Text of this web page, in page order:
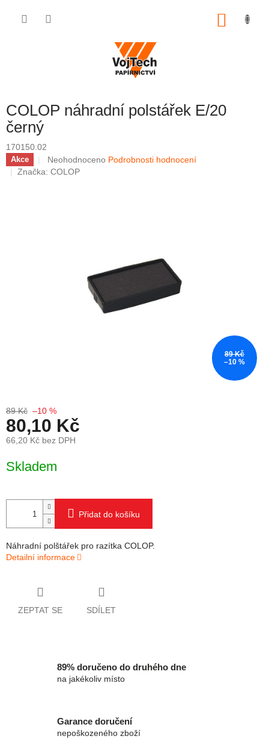
COLOP náhradní polstářek E/20
černý
170150.02
Akce Průměrné hodnocení produktu je 0,0 z 5 hvězdiček.
Neohodnoceno Podrobnosti hodnocení
Značka: COLOP
89 Kč
–10 %
89 Kč –10 %
80,10 Kč
66,20 Kč bez DPH
Skladem
Přidat do košíku
Náhradní polštářek pro razítka COLOP.
Detailní informace
ZEPTAT SE SDÍLET
89% doručeno do druhého dne
na jakékoliv místo
Garance doručení
nepoškozeného zboží